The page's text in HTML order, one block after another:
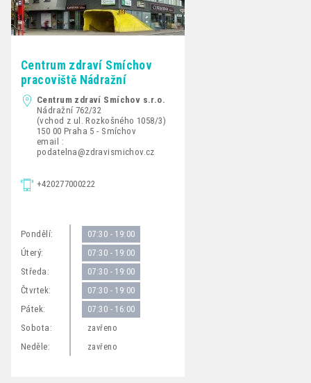
Centrum zdraví Smíchov
pracoviště Nádražní
Centrum zdraví Smíchov s.r.o.
Nádražní 762/32
(vchod z ul. Rozkošného 1058/3)
150 00 Praha 5 - Smíchov
email :
podatelna@zdravismichov.cz
+420277000222
Pondělí: 07:30 - 19:00
Úterý: 07:30 - 19:00
Středa: 07:30 - 19:00
Čtvrtek: 07:30 - 19:00
Pátek: 07:30 - 16:00
Sobota: zavřeno
Neděle: zavřeno